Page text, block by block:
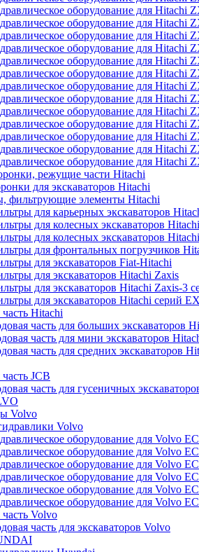
оборудование для Hitachi
оборудование для Hitachi
оборудование для Hitachi
оборудование для Hitachi
оборудование для Hitachi
оборудование для Hitachi
оборудование для Hitachi
оборудование для Hitachi
оборудование для Hitachi
оборудование для Hitachi
оборудование для Hitachi
оборудование для Hitachi
оборудование для Hitachi
режущие части Hitachi
для экскаваторов Hitachi
фильтрующие элементы Hitachi
для карьерных экскаваторов
для колесных экскаваторов
для колесных экскаваторов
для фронтальных погрузчиков
для экскаваторов Fiat-Hitachi
для экскаваторов Hitachi Zaxis
для экскаваторов Hitachi Zaxis-3
для экскаваторов Hitachi серий
Hitachi
часть для больших экскаваторов
часть для мини экскаваторов
часть для средних экскаваторов
JCB
часть для гусеничных
Volvo
Volvo
оборудование для Volvo
оборудование для Volvo
оборудование для Volvo
оборудование для Volvo
оборудование для Volvo
оборудование для Volvo
Volvo
часть для экскаваторов Volvo